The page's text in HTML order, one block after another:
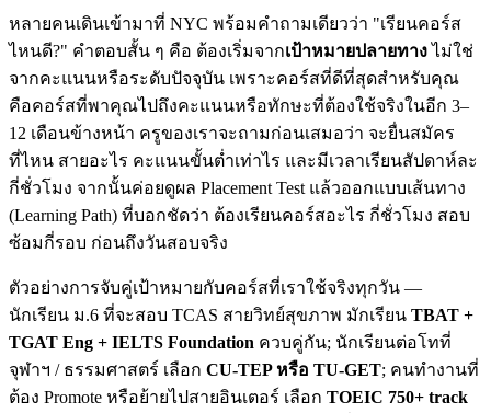
หลายคนเดินเข้ามาที่ NYC พร้อมคำถามเดียวว่า "เรียนคอร์ส
ไหนดี?" คำตอบสั้น ๆ คือ ต้องเริ่มจากเป้าหมายปลายทางไม่ใช่
จากคะแนนหรือระดับปัจจุบัน เพราะคอร์สที่ดีที่สุดสำหรับคุณ
คือคอร์สที่พาคุณไปถึงคะแนนหรือทักษะที่ต้องใช้จริงในอีก 3–
12 เดือนข้างหน้า ครูของเราจะถามก่อนเสมอว่า จะยื่นสมัคร
ที่ไหน สายอะไร คะแนนขั้นต่ำเท่าไร และมีเวลาเรียนสัปดาห์ละ
กี่ชั่วโมง จากนั้นค่อยดูผล Placement Test แล้วออกแบบเส้นทาง
(Learning Path) ที่บอกชัดว่า ต้องเรียนคอร์สอะไร กี่ชั่วโมง สอบ
ซ้อมกี่รอบ ก่อนถึงวันสอบจริง
ตัวอย่างการจับคู่เป้าหมายกับคอร์สที่เราใช้จริงทุกวัน —
นักเรียน ม.6 ที่จะสอบ TCAS สายวิทย์สุขภาพ มักเรียน TBAT +
TGAT Eng + IELTS Foundation ควบคู่กัน; นักเรียนต่อโทที่
จุฬาฯ / ธรรมศาสตร์ เลือก CU-TEP หรือ TU-GET; คนทำงานที่
ต้อง Promote หรือย้ายไปสายอินเตอร์ เลือก TOEIC 750+ track